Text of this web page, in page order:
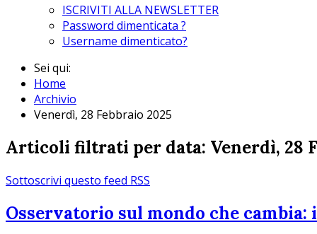
ISCRIVITI ALLA NEWSLETTER
Password dimenticata ?
Username dimenticato?
Sei qui:
Home
Archivio
Venerdì, 28 Febbraio 2025
Articoli filtrati per data: Venerdì, 28
Sottoscrivi questo feed RSS
Osservatorio sul mondo che